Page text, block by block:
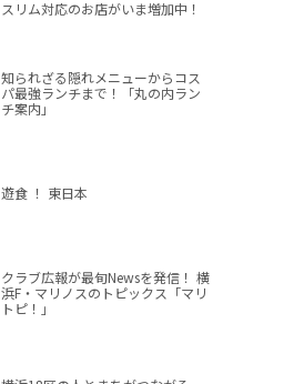
スリム対応のお店がいま増加中！
知られざる隠れメニューからコス
パ最強ランチまで！「丸の内ラン
チ案内」
遊食 ！ 東日本
クラブ広報が最旬Newsを発信！ 横
浜F・マリノスのトピックス「マリ
トピ！」